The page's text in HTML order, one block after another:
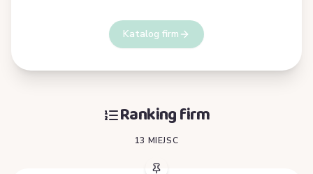
Katalog firm
Ranking firm
13 MIEJSC